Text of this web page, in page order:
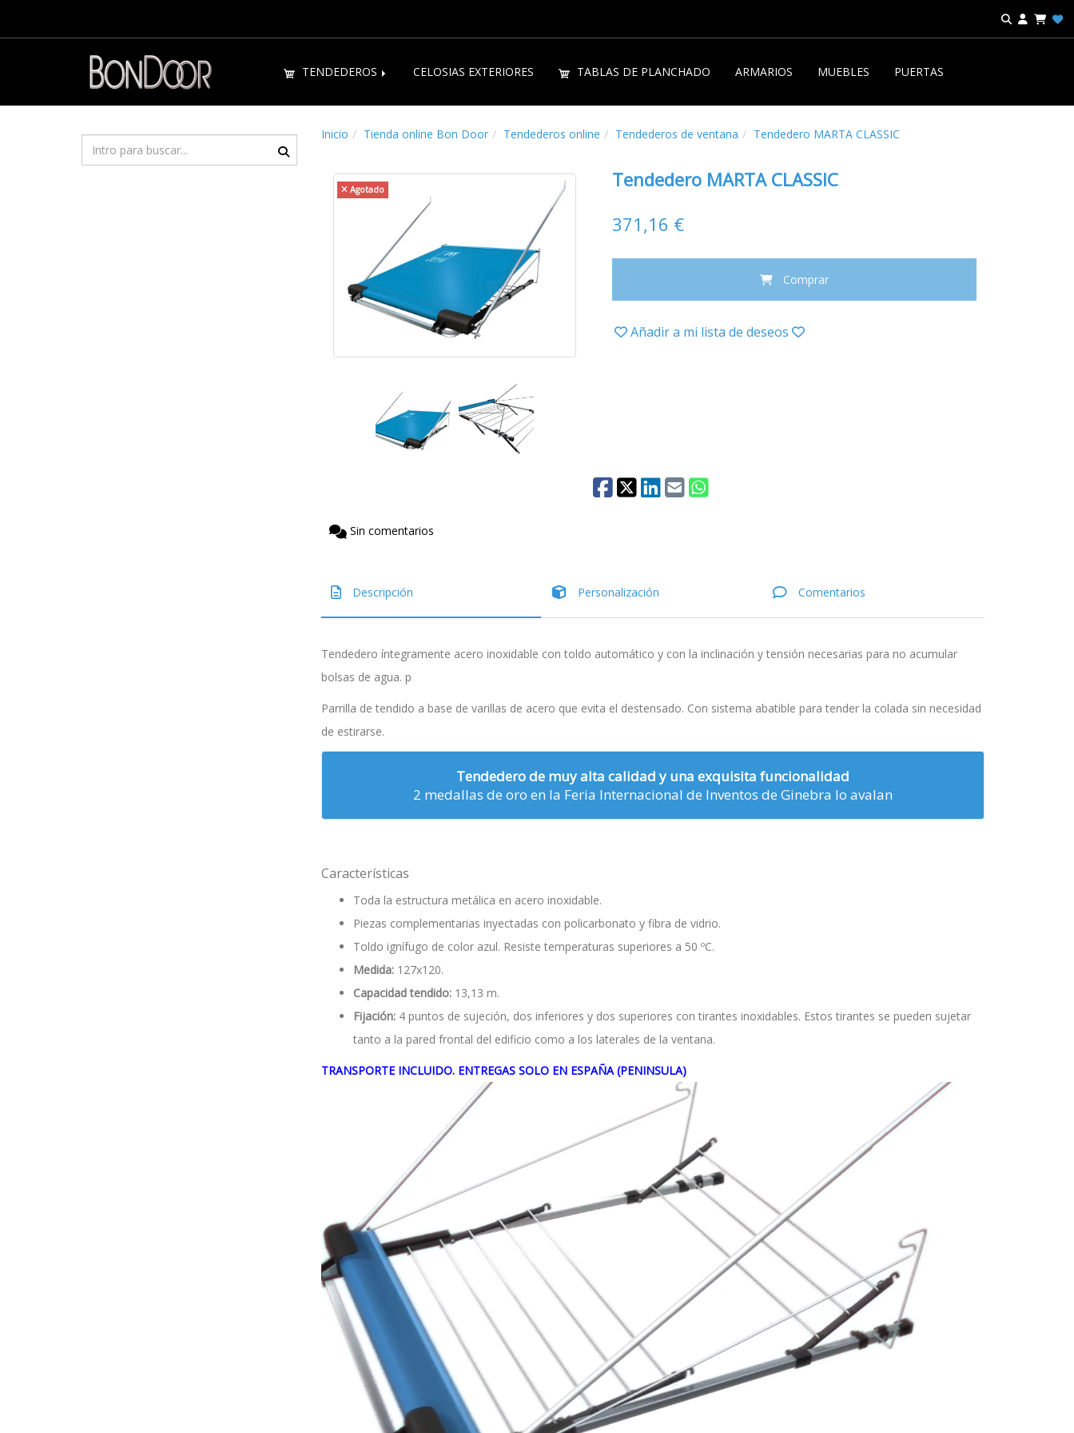
TENDEDEROS CELOSIAS EXTERIORES TABLAS DE PLANCHADO ARMARIOS MUEBLES PUERTAS
Inicio Tienda online Bon Door Tendederos online Tendederos de ventana Tendedero MARTA CLASSIC
Agotado
Tendedero MARTA CLASSIC
371,16 €
Comprar
Añadir a mi lista de deseos
Sin comentarios
Descripción Personalización Comentarios
Tendedero íntegramente acero inoxidable con toldo automático y con la inclinación y tensión necesarias para no acumular
bolsas de agua. p
Parrilla de tendido a base de varillas de acero que evita el destensado. Con sistema abatible para tender la colada sin necesidad
de estirarse.
Tendedero de muy alta calidad y una exquisita funcionalidad
2 medallas de oro en la Feria Internacional de Inventos de Ginebra lo avalan
Características
Toda la estructura metálica en acero inoxidable.
Piezas complementarias inyectadas con policarbonato y fibra de vidrio.
Toldo ignífugo de color azul. Resiste temperaturas superiores a 50 ºC.
Medida: 127x120.
Capacidad tendido: 13,13 m.
Fijación: 4 puntos de sujeción, dos inferiores y dos superiores con tirantes inoxidables. Estos tirantes se pueden sujetar
tanto a la pared frontal del edificio como a los laterales de la ventana.
TRANSPORTE INCLUIDO. ENTREGAS SOLO EN ESPAÑA (PENINSULA)